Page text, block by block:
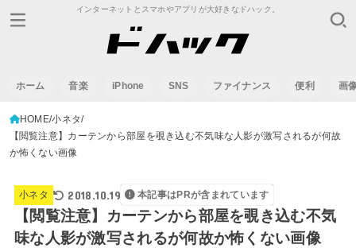
インターネットとスマホやアプリが大好きなドハック。
ホーム 音楽 iPhone SNS ファイナンス 便利 画
HOME 小ネタ
【閲覧注意】カーテンから部屋を覗き込む不気味な人影が激写されるが何故
か怖くない画像
小ネタ 2018.10.19 本記事はPRが含まれています
【閲覧注意】カーテンから部屋を覗き込む不気
味な人影が激写されるが何故か怖くない画像